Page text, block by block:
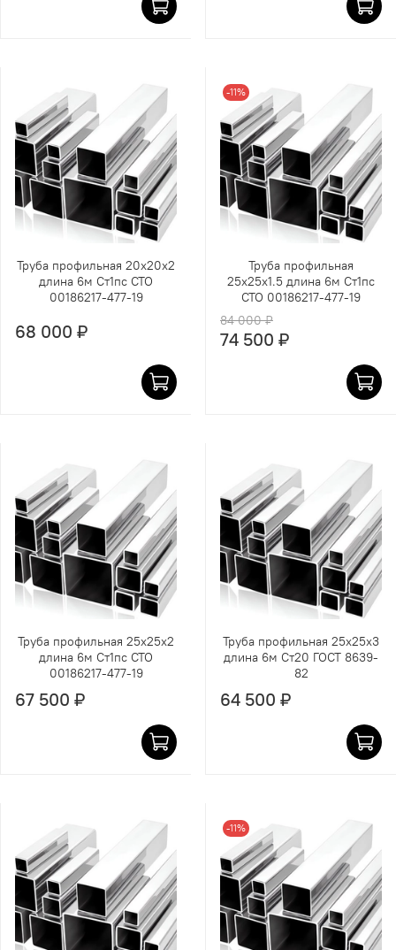
Труба профильная 20х20х2
длина 6м Ст1пс СТО
00186217-477-19
68 000 ₽
-11%
Труба профильная
25х25х1.5 длина 6м Ст1пс
СТО 00186217-477-19
84 000 ₽
74 500 ₽
Труба профильная 25х25х2
длина 6м Ст1пс СТО
00186217-477-19
67 500 ₽
Труба профильная 25х25х3
длина 6м Ст20 ГОСТ 8639-
82
64 500 ₽
-11%